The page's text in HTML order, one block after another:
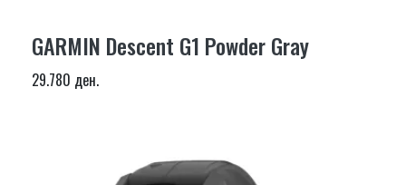
GARMIN Descent G1 Powder Gray
29.780 ден.